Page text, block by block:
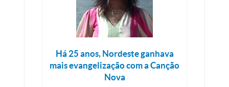
Há 25 anos, Nordeste ganhava
mais evangelização com a Canção
Nova